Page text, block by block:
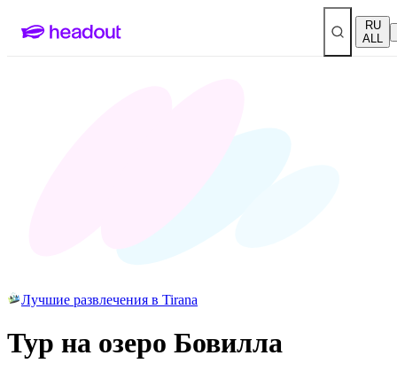
RU
ALL
Лучшие развлечения в Tirana
Тур на озеро Бовилла